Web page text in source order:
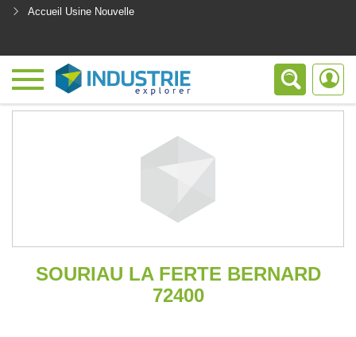
Accueil Usine Nouvelle
SOURIAU LA FERTE BERNARD
72400